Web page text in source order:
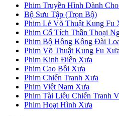
Phim Truyền Hình Dành
Bộ Sưu Tập (Trọn Bộ)
Phim Lẻ Võ Thuật Kung Fu
Phim Cổ Tích Thần Thoại
Phim Bộ Hồng Kông Đài
Phim Võ Thuật Kung Fu Xưa
Phim Kinh Điển Xưa
Phim Cao Bồi Xưa
Phim Chiến Tranh Xưa
Phim Việt Nam Xưa
Phim Tài Liệu Chiến Tranh
Phim Hoạt Hình Xưa